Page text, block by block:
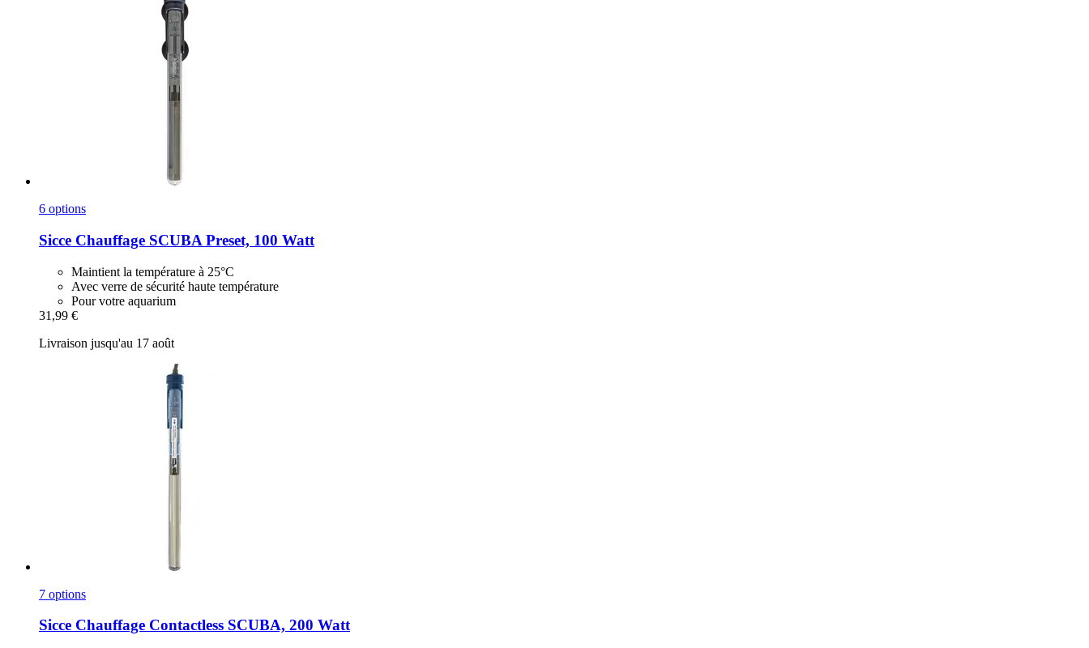
6 options
Sicce Chauffage SCUBA Preset, 100 Watt
Maintient la température à 25°C
Avec verre de sécurité haute température
Pour votre aquarium
31,99 €
Livraison jusqu'au 17 août
7 options
Sicce Chauffage Contactless SCUBA, 200 Watt